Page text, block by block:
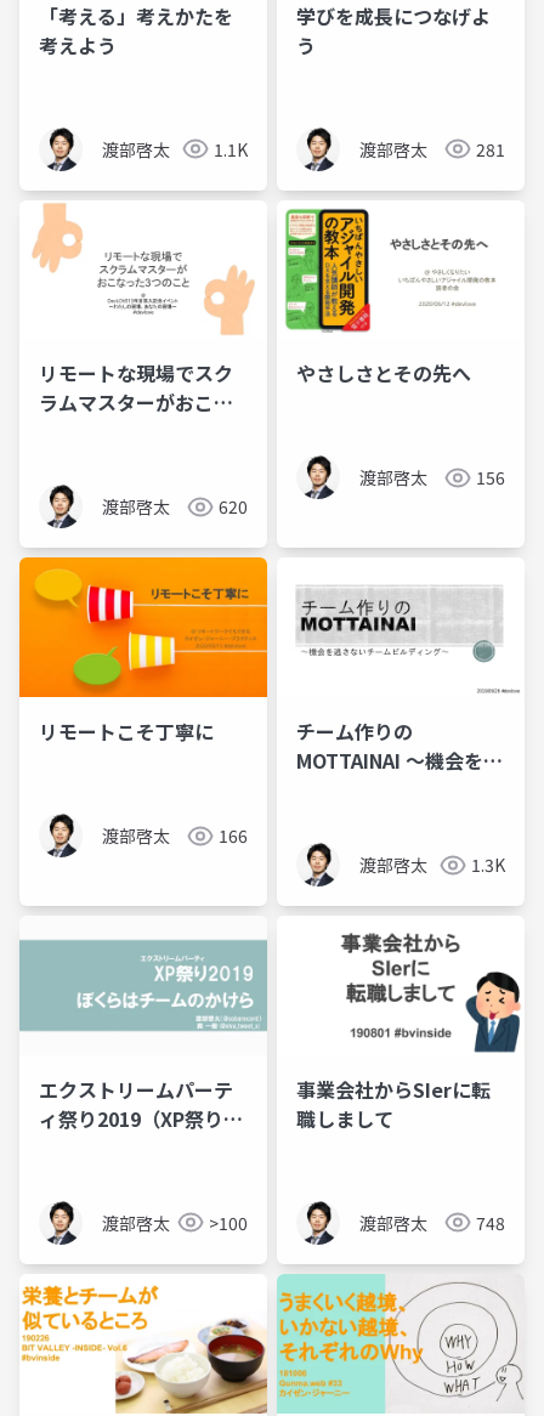
「考える」考えかたを
考えよう
渡部啓太 1.1K
学びを成長につなげよ
う
渡部啓太 281
リモートな現場でスク
ラムマスターがおこな
渡部啓太 620
やさしさとその先へ
渡部啓太 156
リモートこそ丁寧に
渡部啓太 166
チーム作りの
MOTTAINAI ～機会を逃
渡部啓太 1.3K
エクストリームパーテ
ィ祭り2019（XP祭り
渡部啓太 >100
事業会社からSIerに転
職しまして
渡部啓太 748